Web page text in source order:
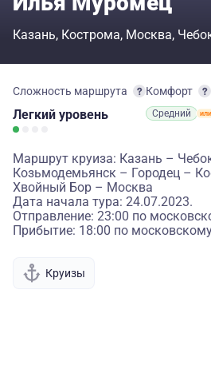
Казань Кострома Москва
Сложность маршрута
Легкий уровень
Комфорт
Средний
Маршрут круиза: Казань –
Козьмодемьянск – Городец –
Хвойный Бор – Москва
Дата начала тура: 24.07.2023.
Отправление: 23:00 по
Прибытие: 18:00 по
Круизы